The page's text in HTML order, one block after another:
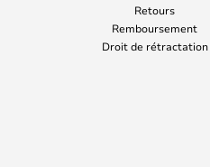
Retours
Remboursement
Droit de rétractation